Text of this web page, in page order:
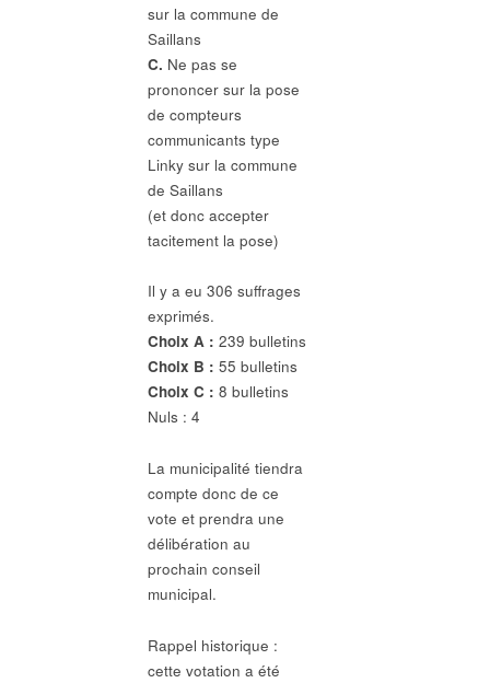
sur la commune de
Saillans
C. Ne pas se
prononcer sur la pose
de compteurs
communicants type
Linky sur la commune
de Saillans
(et donc accepter
tacitement la pose)
Il y a eu 306 suffrages
exprimés.
Choix A : 239 bulletins
Choix B : 55 bulletins
Choix C : 8 bulletins
Nuls : 4
La municipalité tiendra
compte donc de ce
vote et prendra une
délibération au
prochain conseil
municipal.
Rappel historique :
cette votation a été